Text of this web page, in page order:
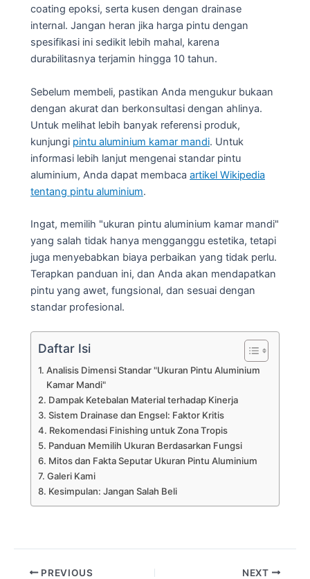
coating epoksi, serta kusen dengan drainase
internal. Jangan heran jika harga pintu dengan
spesifikasi ini sedikit lebih mahal, karena
durabilitasnya terjamin hingga 10 tahun.
Sebelum membeli, pastikan Anda mengukur bukaan
dengan akurat dan berkonsultasi dengan ahlinya.
Untuk melihat lebih banyak referensi produk,
kunjungi pintu aluminium kamar mandi. Untuk
informasi lebih lanjut mengenai standar pintu
aluminium, Anda dapat membaca artikel Wikipedia
tentang pintu aluminium.
Ingat, memilih "ukuran pintu aluminium kamar mandi"
yang salah tidak hanya mengganggu estetika, tetapi
juga menyebabkan biaya perbaikan yang tidak perlu.
Terapkan panduan ini, dan Anda akan mendapatkan
pintu yang awet, fungsional, dan sesuai dengan
standar profesional.
Daftar Isi
Analisis Dimensi Standar "Ukuran Pintu Aluminium
Kamar Mandi"
Dampak Ketebalan Material terhadap Kinerja
Sistem Drainase dan Engsel: Faktor Kritis
Rekomendasi Finishing untuk Zona Tropis
Panduan Memilih Ukuran Berdasarkan Fungsi
Mitos dan Fakta Seputar Ukuran Pintu Aluminium
Galeri Kami
Kesimpulan: Jangan Salah Beli
PREVIOUS NEXT